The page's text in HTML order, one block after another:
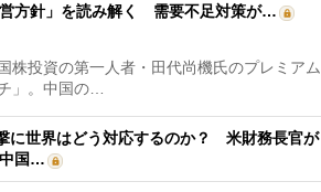
営方針」を読み解く 需要不足対策が…
株投資の第一人者・田代尚機氏のプレミアム
」。中国の…
に世界はどう対応するのか？ 米財務長官が
中国…